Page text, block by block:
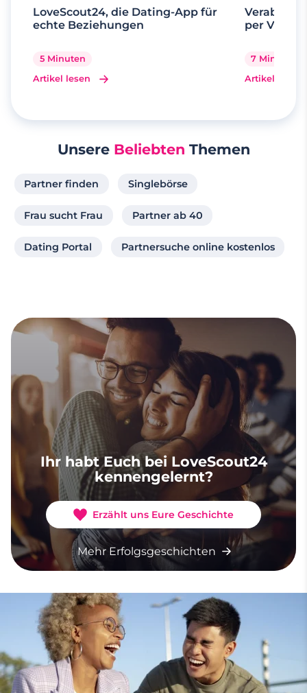
LoveScout24, die Dating-App für
echte Beziehungen
5 Minuten
Artikel lesen
per
7 Minuten
Artikel lesen
Unsere Beliebten Themen
Partner finden Singlebörse
Frau sucht Frau Partner ab 40
Dating Portal Partnersuche online kostenlos
Ihr habt Euch bei LoveScout24
kennengelernt?
Erzählt uns Eure Geschichte
Mehr Erfolgsgeschichten